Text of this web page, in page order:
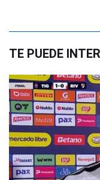
TE PUEDE